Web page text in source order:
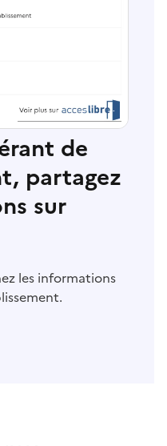
de
partagez
sur
les informations